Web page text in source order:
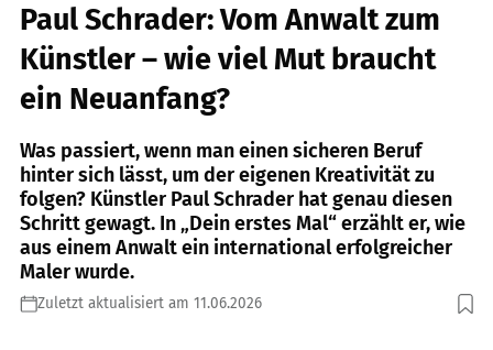
Paul Schrader: Vom Anwalt zum
Künstler – wie viel Mut braucht
ein Neuanfang?
Was passiert, wenn man einen sicheren Beruf
hinter sich lässt, um der eigenen Kreativität zu
folgen? Künstler Paul Schrader hat genau diesen
Schritt gewagt. In „Dein erstes Mal“ erzählt er, wie
aus einem Anwalt ein international erfolgreicher
Maler wurde.
Zuletzt aktualisiert am 11.06.2026
Foto: PR